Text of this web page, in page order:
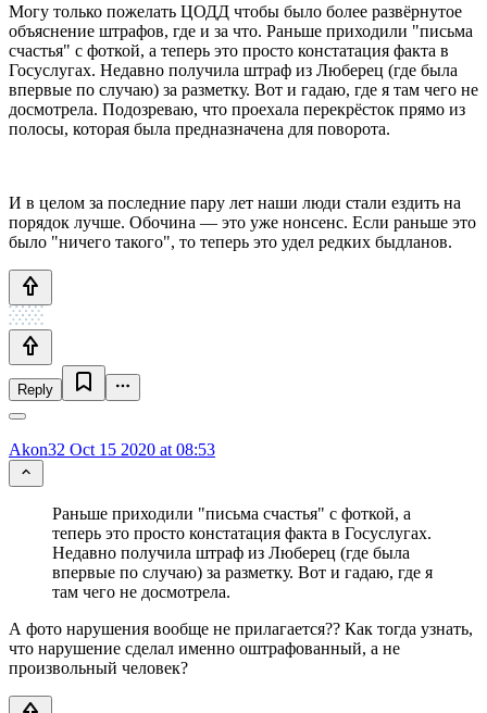
Могу только пожелать ЦОДД чтобы было более развёрнутое
объяснение штрафов, где и за что. Раньше приходили "письма
счастья" с фоткой, а теперь это просто констатация факта в
Госуслугах. Недавно получила штраф из Люберец (где была
впервые по случаю) за разметку. Вот и гадаю, где я там чего не
досмотрела. Подозреваю, что проехала перекрёсток прямо из
полосы, которая была предназначена для поворота.
И в целом за последние пару лет наши люди стали ездить на
порядок лучше. Обочина — это уже нонсенс. Если раньше это
было "ничего такого", то теперь это удел редких быдланов.
Reply
Akon32 Oct 15 2020 at 08:53
Раньше приходили "письма счастья" с фоткой, а
теперь это просто констатация факта в Госуслугах.
Недавно получила штраф из Люберец (где была
впервые по случаю) за разметку. Вот и гадаю, где я
там чего не досмотрела.
А фото нарушения вообще не прилагается?? Как тогда узнать,
что нарушение сделал именно оштрафованный, а не
произвольный человек?